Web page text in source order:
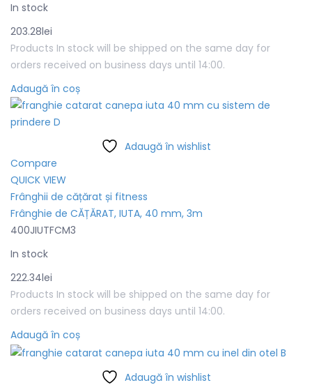
In stock
203.28lei
Products In stock will be shipped on the same day for
orders received on business days until 14:00.
Adaugă în coș
Adaugă în wishlist
Compare
QUICK VIEW
Frânghii de cățărat și fitness
Frânghie de CĂȚĂRAT, IUTA, 40 mm, 3m
400JIUTFCM3
In stock
222.34lei
Products In stock will be shipped on the same day for
orders received on business days until 14:00.
Adaugă în coș
Adaugă în wishlist